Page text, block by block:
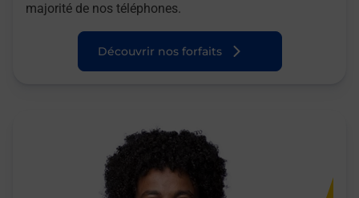
majorité de nos téléphones.
Découvrir nos forfaits